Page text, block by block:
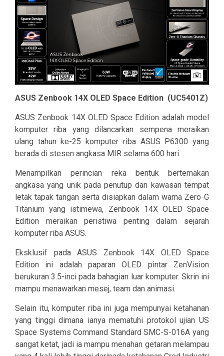
ASUS Zenbook 14X OLED Space Edition (UC5401Z)
ASUS Zenbook 14X OLED Space Edition adalah model
komputer riba yang dilancarkan sempena meraikan
ulang tahun ke-25 komputer riba ASUS P6300 yang
berada di stesen angkasa MIR selama 600 hari.
Menampilkan perincian reka bentuk bertemakan
angkasa yang unik pada penutup dan kawasan tempat
letak tapak tangan serta disiapkan dalam warna Zero-G
Titanium yang istimewa, Zenbook 14X OLED Space
Edition meraikan peristiwa penting dalam sejarah
komputer riba ASUS.
Eksklusif pada ASUS Zenbook 14X OLED Space
Edition ini adalah paparan OLED pintar ZenVision
berukuran 3.5-inci pada bahagian luar komputer. Skrin ini
mampu menawarkan mesej, team dan animasi.
Selain itu, komputer riba ini juga mempunyai ketahanan
yang tinggi dimana ianya mematuhi protokol ujian US
Space Systems Command Standard SMC-S-016A yang
sangat ketat, jadi ia mampu menahan getaran melampau